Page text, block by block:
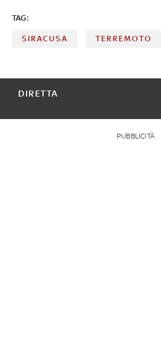
TAG:
SIRACUSA TERREMOTO
DIRETTA
PUBBLICITÀ